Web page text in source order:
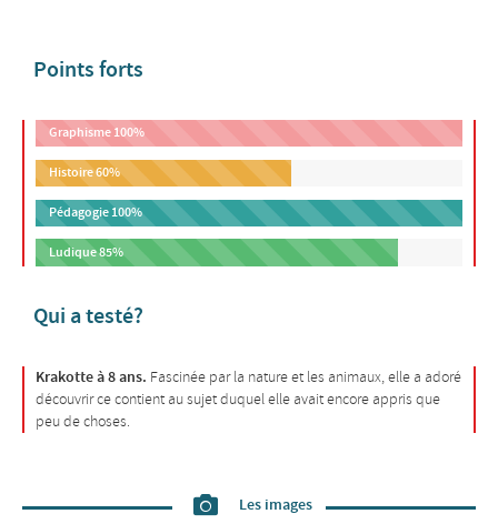
Points forts
Graphisme100%
Histoire60%
Pédagogie100%
Ludique85%
Qui a testé?
Krakotte à 8 ans. Fascinée par la nature et les animaux, elle a adoré
découvrir ce contient au sujet duquel elle avait encore appris que
peu de choses.
Les images